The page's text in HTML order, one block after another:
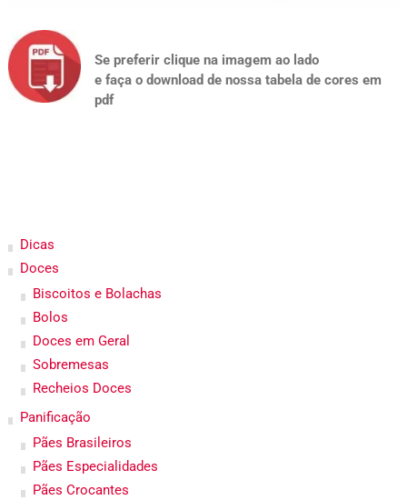
Se preferir clique na imagem ao lado
e faça o download de nossa tabela de cores em
pdf
Dicas
Doces
Biscoitos e Bolachas
Bolos
Doces em Geral
Sobremesas
Recheios Doces
Panificação
Pães Brasileiros
Pães Especialidades
Pães Crocantes